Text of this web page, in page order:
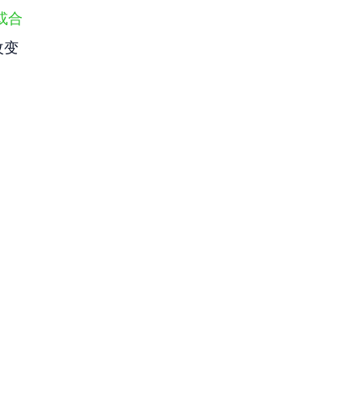
合
变